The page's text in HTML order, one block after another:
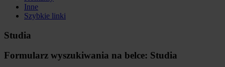
Inne
Szybkie linki
Studia
Formularz wyszukiwania na belce: Studia